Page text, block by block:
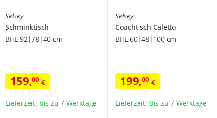
Selsey
Schminktisch
BHL 92|78|40 cm
159,00 €
Lieferzeit: bis zu 7 Werktage
Selsey
Couchtisch Caletto
BHL 60|48|100 cm
199,00 €
Lieferzeit: bis zu 7 Werktage